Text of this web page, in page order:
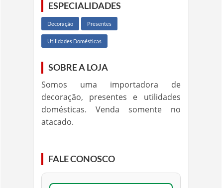
ESPECIALIDADES
Decoração Presentes
Utilidades Domésticas
SOBRE A LOJA
Somos uma importadora de
decoração, presentes e utilidades
domésticas. Venda somente no
atacado.
FALE CONOSCO